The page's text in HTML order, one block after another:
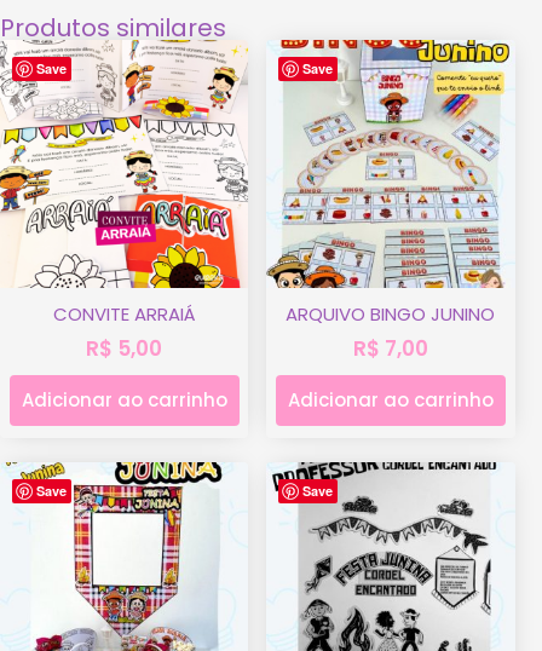
Produtos similares
Save
CONVITE ARRAIÁ
R$ 5,00
Adicionar ao carrinho
Save
ARQUIVO BINGO JUNINO
R$ 7,00
Adicionar ao carrinho
Save Save